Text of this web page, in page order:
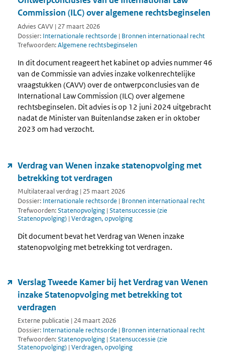
Commission (ILC) over algemene rechtsbeginselen
Advies CAVV | 27 maart 2026
Dossier: Internationale rechtsorde | Bronnen internationaal recht
Trefwoorden:Algemene rechtsbeginselen
In dit document reageert het kabinet op advies nummer 46
van de Commissie van advies inzake volkenrechtelijke
vraagstukken (CAVV) over de ontwerpconclusies van de
International Law Commission (ILC) over algemene
rechtsbeginselen. Dit advies is op 12 juni 2024 uitgebracht
nadat de Minister van Buitenlandse zaken er in oktober
2023 om had verzocht.
Verdrag van Wenen inzake statenopvolging met
betrekking tot verdragen
Multilateraal verdrag | 25 maart 2026
Dossier: Internationale rechtsorde | Bronnen internationaal recht
Trefwoorden:Statenopvolging | Statensuccessie (zie
Statenopvolging) | Verdragen, opvolging
Dit document bevat het Verdrag van Wenen inzake
statenopvolging met betrekking tot verdragen.
Verslag Tweede Kamer bij het Verdrag van Wenen
inzake Statenopvolging met betrekking tot
verdragen
Externe publicatie | 24 maart 2026
Dossier: Internationale rechtsorde | Bronnen internationaal recht
Trefwoorden:Statenopvolging | Statensuccessie (zie
Statenopvolging) | Verdragen, opvolging